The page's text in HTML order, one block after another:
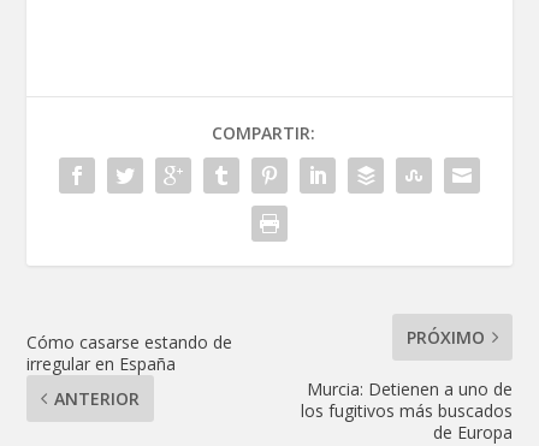
COMPARTIR:
Cómo casarse estando de
irregular en España
ANTERIOR
PRÓXIMO
Murcia: Detienen a uno de
los fugitivos más buscados
de Europa